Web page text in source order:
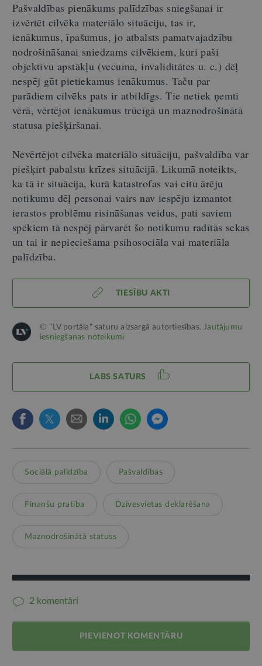
Pašvaldības pienākums palīdzības sniegšanai ir
izvērtēt cilvēka materiālo situāciju, tas ir,
ienākumus, īpašumus, jo atbalsts pamatvajadzību
nodrošināšanai sniedzams cilvēkiem, kuri paši
objektīvu apstākļu (vecuma, invaliditātes u. c.) dēļ
nespēj gūt pietiekamus ienākumus. Taču par
parādiem cilvēks pats ir atbildīgs. Tie netiek ņemti
vērā, vērtējot ienākumus trūcīgā un maznodrošinātā
statusa piešķiršanai.
Nevērtējot cilvēka materiālo situāciju, pašvaldība var
piešķirt pabalstu krīzes situācijā. Likumā noteikts,
ka tā ir situācija, kurā katastrofas vai citu ārēju
notikumu dēļ personai vairs nav iespēju izmantot
ierastos problēmu risināšanas veidus, pati saviem
spēkiem tā nespēj pārvarēt šo notikumu radītās sekas
un tai ir nepieciešama psihosociāla vai materiāla
palīdzība.
TIESĪBU AKTI
© "LV portāla" saturu aizsargā autortiesības.Jautājumu
iesniegšanas noteikumi
LABS SATURS
Sociālā palīdzība Pašvaldības
Finanšu pratība Dzīvesvietas deklarēšana
Maznodrošinātā statuss
2 komentāri
PIEVIENOT KOMENTĀRU